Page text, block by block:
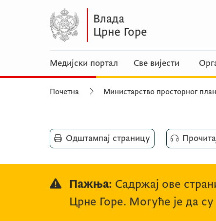
Медијски портал Све вијести
Почетна Министарство просторног
Одштампај страницу
Пажња: Садржај ове
Црне Горе. Могуће је да